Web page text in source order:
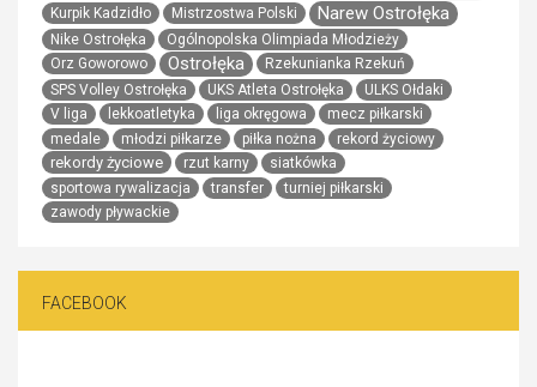
Kurpik Kadzidło Mistrzostwa Polski Narew Ostrołęka
Nike Ostrołęka
Ogólnopolska Olimpiada Młodzieży
Orz Goworowo
Ostrołęka
Rzekunianka Rzekuń
SPS Volley Ostrołęka
UKS Atleta Ostrołęka
ULKS Ołdaki
V liga
lekkoatletyka liga okręgowa
mecz piłkarski
medale
młodzi piłkarze piłka nożna rekord życiowy
rekordy życiowe rzut karny
siatkówka
sportowa rywalizacja
transfer
turniej piłkarski
zawody pływackie
FACEBOOK